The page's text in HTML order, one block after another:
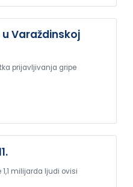
Varaždinskoj
prijavljivanja gripe
milijarda ljudi ovisi